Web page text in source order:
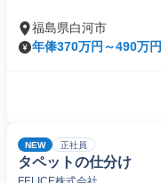
福島県白河市
年俸370万円～490万円
NEW 正社員
タペットの仕分け